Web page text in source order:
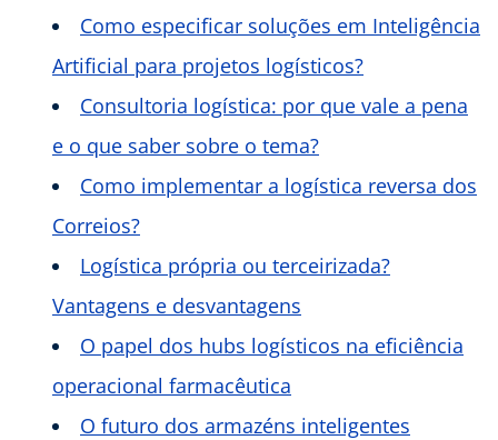
Como especificar soluções em Inteligência
Artificial para projetos logísticos?
Consultoria logística: por que vale a pena
e o que saber sobre o tema?
Como implementar a logística reversa dos
Correios?
Logística própria ou terceirizada?
Vantagens e desvantagens
O papel dos hubs logísticos na eficiência
operacional farmacêutica
O futuro dos armazéns inteligentes